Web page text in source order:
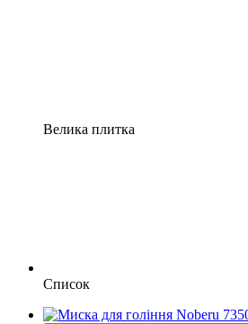
Велика плитка
Список